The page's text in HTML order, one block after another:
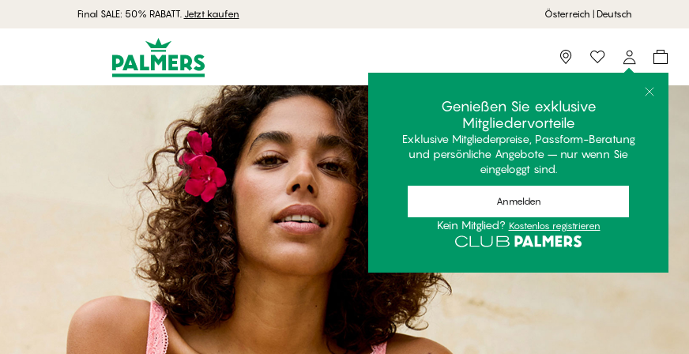
Final SALE: 50% RABATT. Jetzt kaufen Österreich | Deutsch
Storefinder
Genießen Sie exklusive
Mitgliedervorteile
Exklusive Mitgliederpreise, Passform-Beratung
und persönliche Angebote – nur wenn Sie
eingeloggt sind.
Anmelden
Kein Mitglied? Kostenlos registrieren